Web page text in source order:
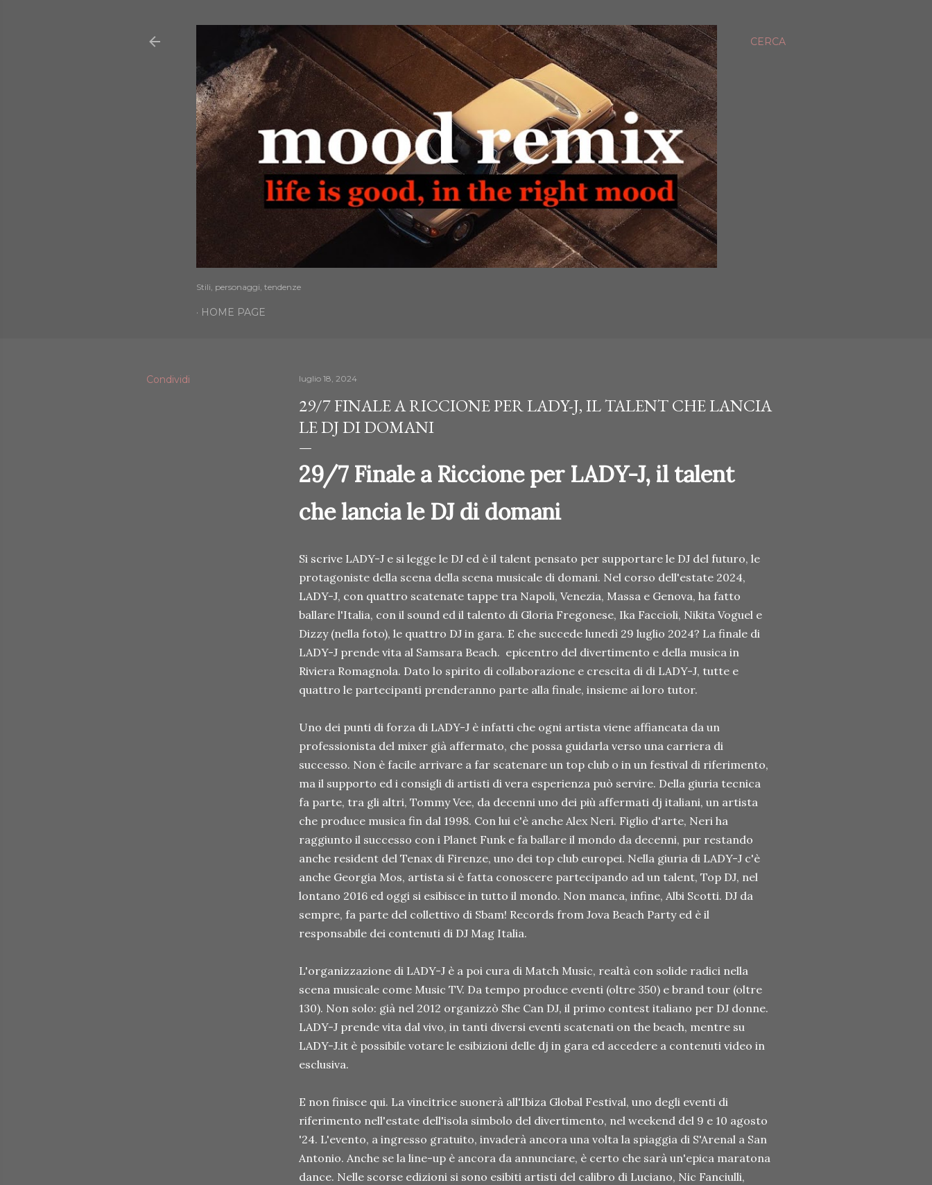
CERCA
Stili, personaggi, tendenze
HOME PAGE
Condividi luglio 18, 2024
29/7 FINALE A RICCIONE PER LADY-J, IL TALENT CHE LANCIA
LE DJ DI DOMANI
29/7 Finale a Riccione per LADY-J, il talent
che lancia le DJ di domani
Si scrive LADY-J e si legge le DJ ed è il talent pensato per supportare le DJ del futuro, le
protagoniste della scena della scena musicale di domani. Nel corso dell'estate 2024,
LADY-J, con quattro scatenate tappe tra Napoli, Venezia, Massa e Genova, ha fatto
ballare l'Italia, con il sound ed il talento di Gloria Fregonese, Ika Faccioli, Nikita Voguel e
Dizzy (nella foto), le quattro DJ in gara. E che succede lunedì 29 luglio 2024? La finale di
LADY-J prende vita al Samsara Beach. epicentro del divertimento e della musica in
Riviera Romagnola. Dato lo spirito di collaborazione e crescita di di LADY-J, tutte e
quattro le partecipanti prenderanno parte alla finale, insieme ai loro tutor.
Uno dei punti di forza di LADY-J è infatti che ogni artista viene affiancata da un
professionista del mixer già affermato, che possa guidarla verso una carriera di
successo. Non è facile arrivare a far scatenare un top club o in un festival di riferimento,
ma il supporto ed i consigli di artisti di vera esperienza può servire. Della giuria tecnica
fa parte, tra gli altri, Tommy Vee, da decenni uno dei più affermati dj italiani, un artista
che produce musica fin dal 1998. Con lui c'è anche Alex Neri. Figlio d'arte, Neri ha
raggiunto il successo con i Planet Funk e fa ballare il mondo da decenni, pur restando
anche resident del Tenax di Firenze, uno dei top club europei. Nella giuria di LADY-J c'è
anche Georgia Mos, artista si è fatta conoscere partecipando ad un talent, Top DJ, nel
lontano 2016 ed oggi si esibisce in tutto il mondo. Non manca, infine, Albi Scotti. DJ da
sempre, fa parte del collettivo di Sbam! Records from Jova Beach Party ed è il
responsabile dei contenuti di DJ Mag Italia.
L'organizzazione di LADY-J è a poi cura di Match Music, realtà con solide radici nella
scena musicale come Music TV. Da tempo produce eventi (oltre 350) e brand tour (oltre
130). Non solo: già nel 2012 organizzò She Can DJ, il primo contest italiano per DJ donne.
LADY-J prende vita dal vivo, in tanti diversi eventi scatenati on the beach, mentre su
LADY-J.it è possibile votare le esibizioni delle dj in gara ed accedere a contenuti video in
esclusiva.
E non finisce qui. La vincitrice suonerà all'Ibiza Global Festival, uno degli eventi di
riferimento nell'estate dell'isola simbolo del divertimento, nel weekend del 9 e 10 agosto
'24. L'evento, a ingresso gratuito, invaderà ancora una volta la spiaggia di S'Arenal a San
Antonio. Anche se la line-up è ancora da annunciare, è certo che sarà un'epica maratona
dance. Nelle scorse edizioni si sono esibiti artisti del calibro di Luciano, Nic Fanciulli,